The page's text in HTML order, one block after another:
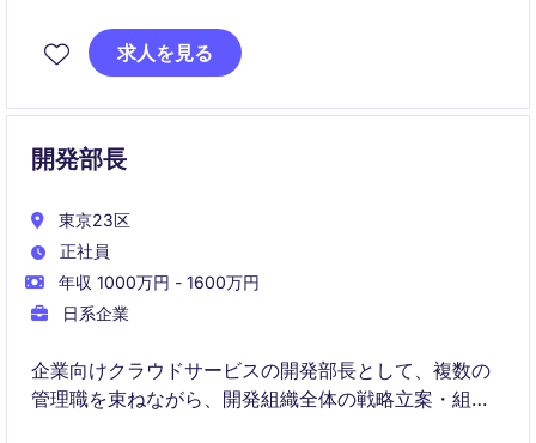
す。
推進します。
求人を見る
開発部長
東京23区
正社員
年収 1000万円 - 1600万円
日系企業
企業向けクラウドサービスの開発部長として、複数の
管理職を束ねながら、開発組織全体の戦略立案・組織